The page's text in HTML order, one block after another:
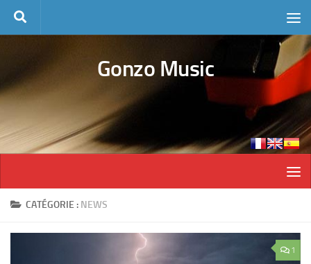
Skip to content
Gonzo Music
CATÉGORIE : NEWS
1